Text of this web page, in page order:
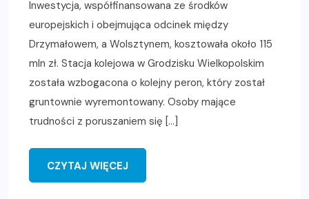
Inwestycja, współfinansowana ze środków
europejskich i obejmująca odcinek między
Drzymałowem, a Wolsztynem, kosztowała około 115
mln zł. Stacja kolejowa w Grodzisku Wielkopolskim
została wzbogacona o kolejny peron, który został
gruntownie wyremontowany. Osoby mające
trudności z poruszaniem się […]
CZYTAJ WIĘCEJ